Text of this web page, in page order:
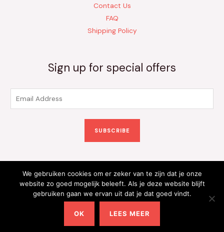
Contact Us
FAQ
Shipping Policy
Sign up for special offers
m
SUBSCRIBE
Copyright © 2026 Kinderkleding Onlineshop | Powered by
Kinderkleding Onlineshop
We gebruiken cookies om er zeker van te zijn dat je onze
website zo goed mogelijk beleeft. Als je deze website blijft
gebruiken gaan we ervan uit dat je dat goed vindt.
OK LEES MEER